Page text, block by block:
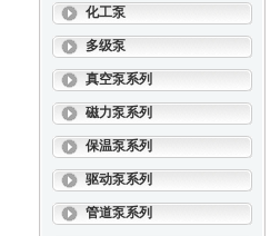
化工泵
多级泵
真空泵系列
磁力泵系列
保温泵系列
驱动泵系列
管道泵系列